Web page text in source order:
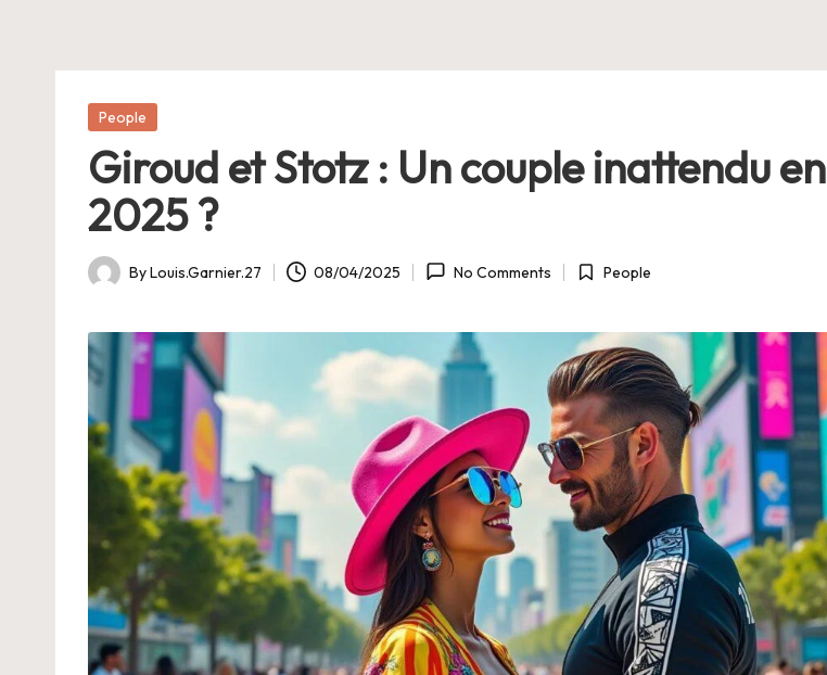
Posted
People
Giroud et Stotz : Un couple inattendu en
2025 ?
Posted
ByLouis.Garnier.27 08/04/2025 No Comments
Posted
People